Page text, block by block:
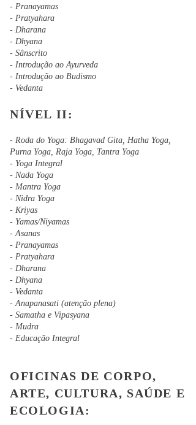
- Pranayamas
- Pratyahara
- Dharana
- Dhyana
- Sânscrito
- Introdução ao Ayurveda
- Introdução ao Budismo
- Vedanta
NÍVEL II:
- Roda do Yoga: Bhagavad Gita, Hatha Yoga,
Purna Yoga, Raja Yoga, Tantra Yoga
- Yoga Integral
- Nada Yoga
- Mantra Yoga
- Nidra Yoga
- Kriyas
- Yamas/Niyamas
- Asanas
- Pranayamas
- Pratyahara
- Dharana
- Dhyana
- Vedanta
- Anapanasati (atenção plena)
- Samatha e Vipasyana
- Mudra
- Educação Integral
OFICINAS DE CORPO,
ARTE, CULTURA, SAÚDE E
ECOLOGIA: